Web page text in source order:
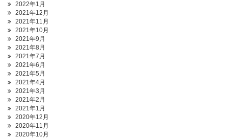
2022年1月
2021年12月
2021年11月
2021年10月
2021年9月
2021年8月
2021年7月
2021年6月
2021年5月
2021年4月
2021年3月
2021年2月
2021年1月
2020年12月
2020年11月
2020年10月